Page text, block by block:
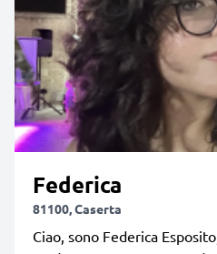
Federica
81100, Caserta
Ciao, sono Federica